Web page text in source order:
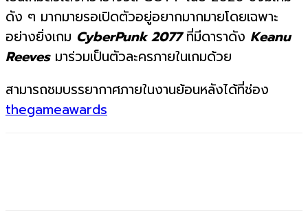
ดัง ๆ มากมายรอเปิดตัวอยู่อยากมากมายโดยเฉพาะ
อย่างยิ่งเกม CyberPunk 2077ที่มีดาราดัง Keanu
Reevesมาร่วมเป็นตัวละครภายในเกมด้วย
สามารถชมบรรยากาศภายในงานย้อนหลังได้ที่ช่อง
thegameawards